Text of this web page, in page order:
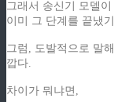
그래서 송신기 모델
이미 그 단계를 끝냈
그럼, 도발적으로 말
깝다.
차이가 뭐냐면,